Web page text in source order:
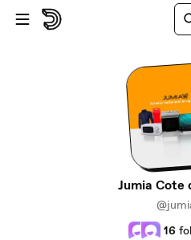
Passer au contenu principal
Jumia Cote
16